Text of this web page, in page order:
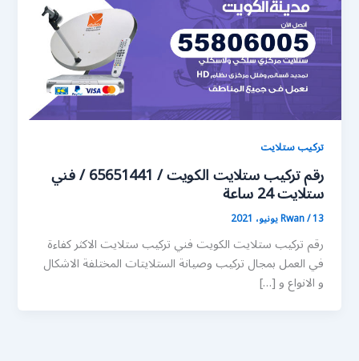
تركيب ستلايت
رقم تركيب ستلايت الكويت / 65651441 / فني
ستلايت 24 ساعة
Rwan/13 يونيو، 2021
رقم تركيب ستلايت الكويت فني تركيب ستلايت الاكثر كفاءة
في العمل بمجال تركيب وصيانة الستلايتات المختلفة الاشكال
و الانواع و […]